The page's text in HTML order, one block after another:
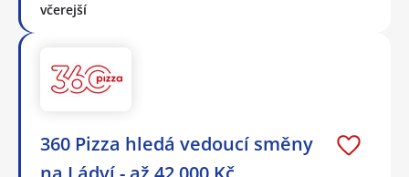
včerejší
360 Pizza hledá vedoucí směny